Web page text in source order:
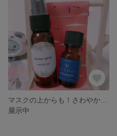
展示中